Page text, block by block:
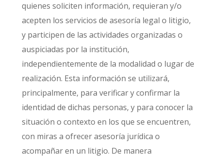
quienes soliciten información, requieran y/o
acepten los servicios de asesoría legal o litigio,
y participen de las actividades organizadas o
auspiciadas por la institución,
independientemente de la modalidad o lugar de
realización. Esta información se utilizará,
principalmente, para verificar y confirmar la
identidad de dichas personas, y para conocer la
situación o contexto en los que se encuentren,
con miras a ofrecer asesoría jurídica o
acompañar en un litigio. De manera